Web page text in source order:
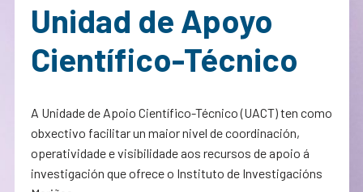
Unidad de Apoyo
Científico-Técnico
A Unidade de Apoio Científico-Técnico (UACT) ten como
obxectivo facilitar un maior nivel de coordinación,
operatividade e visibilidade aos recursos de apoio á
investigación que ofrece o Instituto de Investigacións